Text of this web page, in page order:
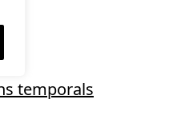
temporals